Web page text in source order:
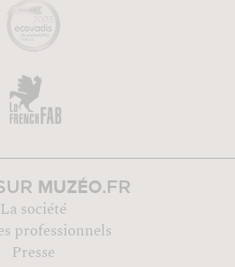
MUZÉO.FR
La société
professionnels
Presse